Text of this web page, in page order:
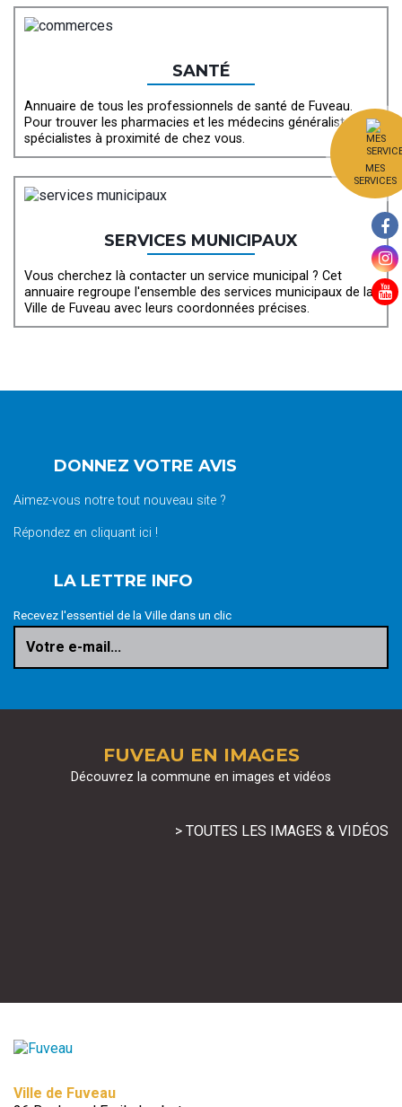
MES
SERVICES
SANTÉ
Annuaire de tous les professionnels de santé de Fuveau.
Pour trouver les pharmacies et les médecins généralistes et
spécialistes à proximité de chez vous.
SERVICES MUNICIPAUX
Vous cherchez là contacter un service municipal ? Cet
annuaire regroupe l'ensemble des services municipaux de la
Ville de Fuveau avec leurs coordonnées précises.
DONNEZ VOTRE AVIS
Aimez-vous notre tout nouveau site ?
Répondez en cliquant ici !
LA LETTRE INFO
Recevez l'essentiel de la Ville dans un clic
Votre e-mail...
FUVEAU EN IMAGES
Découvrez la commune en images et vidéos
> TOUTES LES IMAGES & VIDÉOS
Ville de Fuveau